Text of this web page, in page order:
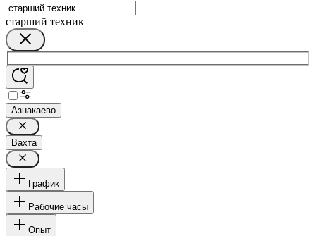
старший техник
Азнакаево
Вахта
График
Рабочие часы
Опыт